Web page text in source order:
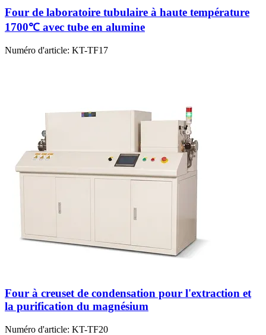
Four de laboratoire tubulaire à haute température
1700℃ avec tube en alumine
Numéro d'article: KT-TF17
Four à creuset de condensation pour l'extraction et
la purification du magnésium
Numéro d'article: KT-TF20